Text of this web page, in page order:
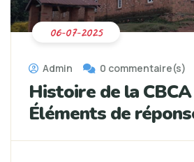
Admin 0 commentaire(s)
Histoire de la
Éléments de
06-07-2025